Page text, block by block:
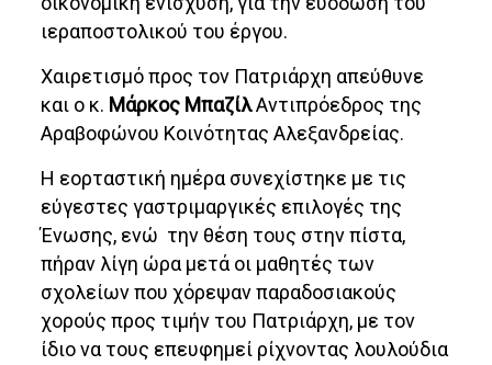
ιεραποστολικού του έργου.
Χαιρετισμό προς τον Πατριάρχη απεύθυνε
και ο κ. Μάρκος ΜπαζίλΑντιπρόεδρος της
Αραβοφώνου Κοινότητας Αλεξανδρείας.
Η εορταστική ημέρα συνεχίστηκε με τις
εύγεστες γαστριμαργικές επιλογές της
Ένωσης, ενώ την θέση τους στην πίστα,
πήραν λίγη ώρα μετά οι μαθητές των
σχολείων που χόρεψαν παραδοσιακούς
χορούς προς τιμήν του Πατριάρχη, με τον
ίδιο να τους επευφημεί ρίχνοντας λουλούδια